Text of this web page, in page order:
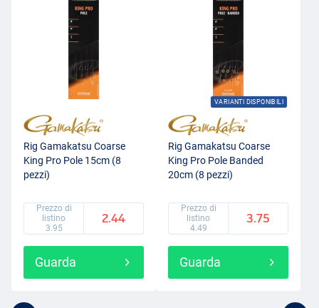
Rig Gamakatsu Coarse
King Pro Pole 15cm (8
pezzi)
Prezzo di
listino
3.95
2.44
Guarda
VARIANTI DISPONIBILI
Rig Gamakatsu Coarse
King Pro Pole Banded
20cm (8 pezzi)
Prezzo di
listino
4.49
3.75
Guarda